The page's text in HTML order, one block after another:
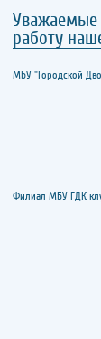
Уважаемые
работу
МБУ "Городской
Филиал МБУ ГДК